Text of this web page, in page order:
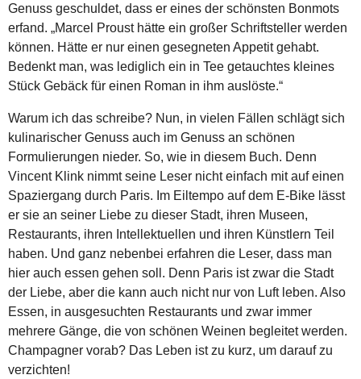
Genuss geschuldet, dass er eines der schönsten Bonmots
erfand. „Marcel Proust hätte ein großer Schriftsteller werden
können. Hätte er nur einen gesegneten Appetit gehabt.
Bedenkt man, was lediglich ein in Tee getauchtes kleines
Stück Gebäck für einen Roman in ihm auslöste.“
Warum ich das schreibe? Nun, in vielen Fällen schlägt sich
kulinarischer Genuss auch im Genuss an schönen
Formulierungen nieder. So, wie in diesem Buch. Denn
Vincent Klink nimmt seine Leser nicht einfach mit auf einen
Spaziergang durch Paris. Im Eiltempo auf dem E-Bike lässt
er sie an seiner Liebe zu dieser Stadt, ihren Museen,
Restaurants, ihren Intellektuellen und ihren Künstlern Teil
haben. Und ganz nebenbei erfahren die Leser, dass man
hier auch essen gehen soll. Denn Paris ist zwar die Stadt
der Liebe, aber die kann auch nicht nur von Luft leben. Also
Essen, in ausgesuchten Restaurants und zwar immer
mehrere Gänge, die von schönen Weinen begleitet werden.
Champagner vorab? Das Leben ist zu kurz, um darauf zu
verzichten!